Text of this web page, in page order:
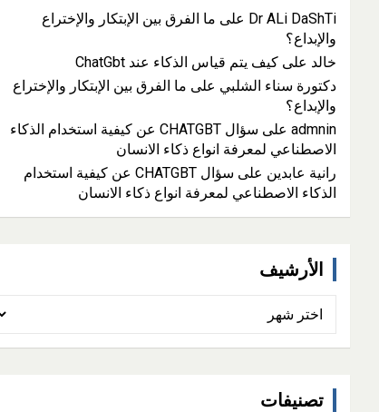
Dr ALi DaShTi على ما الفرق بين الإبتكار والإختراع
والإبداع؟
خالد على كيف يتم قياس الذكاء عند ChatGbt
دكتورة سناء الشلبي على ما الفرق بين الإبتكار والإختراع
والإبداع؟
admnin على
سؤال CHATGBT عن كيفية استخدام الذكاء
الاصطناعي لمعرفة انواع ذكاء الانسان
رانية عابدين على
سؤال CHATGBT عن كيفية استخدام
الذكاء الاصطناعي لمعرفة انواع ذكاء الانسان
الأرشيف
الأرشيف
تصنيفات